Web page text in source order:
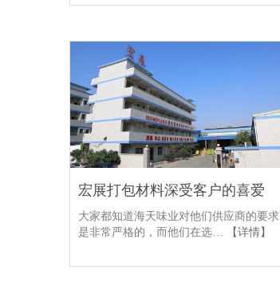
宏展打包材料深受客户的喜爱
大家都知道海天味业对他们供应商的要求
是非常严格的，而他们在选…
【详情】